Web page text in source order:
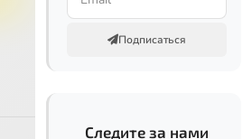
Подписаться
Следите за нами